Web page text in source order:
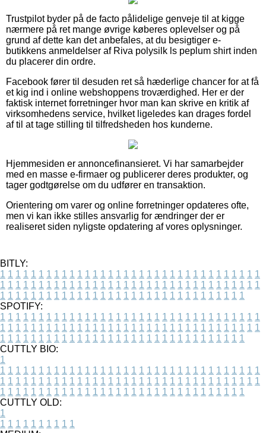
Trustpilot byder på de facto pålidelige genveje til at kigge
nærmere på ret mange øvrige køberes oplevelser og på
grund af dette kan det anbefales, at du besigtiger e-
butikkens anmeldelser af Riva polysilk ls peplum shirt inden
du placerer din ordre.
Facebook fører til desuden ret så hæderlige chancer for at få
et kig ind i online webshoppens troværdighed. Her er der
faktisk internet forretninger hvor man kan skrive en kritik af
virksomhedens service, hvilket ligeledes kan drages fordel
af til at tage stilling til tilfredsheden hos kunderne.
Hjemmesiden er annoncefinansieret. Vi har samarbejder
med en masse e-firmaer og publicerer deres produkter, og
tager godtgørelse om du udfører en transaktion.
Orientering om varer og online forretninger opdateres ofte,
men vi kan ikke stilles ansvarlig for ændringer der er
realiseret siden nyligste opdatering af vores oplysninger.
BITLY:
1 1 1 1 1 1 1 1 1 1 1 1 1 1 1 1 1 1 1 1 1 1 1 1 1 1 1 1 1 1 1 1 1 1
1 1 1 1 1 1 1 1 1 1 1 1 1 1 1 1 1 1 1 1 1 1 1 1 1 1 1 1 1 1 1 1 1 1
1 1 1 1 1 1 1 1 1 1 1 1 1 1 1 1 1 1 1 1 1 1 1 1 1 1 1 1 1 1 1 1
SPOTIFY:
1 1 1 1 1 1 1 1 1 1 1 1 1 1 1 1 1 1 1 1 1 1 1 1 1 1 1 1 1 1 1 1 1 1
1 1 1 1 1 1 1 1 1 1 1 1 1 1 1 1 1 1 1 1 1 1 1 1 1 1 1 1 1 1 1 1 1 1
1 1 1 1 1 1 1 1 1 1 1 1 1 1 1 1 1 1 1 1 1 1 1 1 1 1 1 1 1 1 1 1
CUTTLY BIO:
1
1 1 1 1 1 1 1 1 1 1 1 1 1 1 1 1 1 1 1 1 1 1 1 1 1 1 1 1 1 1 1 1 1 1
1 1 1 1 1 1 1 1 1 1 1 1 1 1 1 1 1 1 1 1 1 1 1 1 1 1 1 1 1 1 1 1 1 1
1 1 1 1 1 1 1 1 1 1 1 1 1 1 1 1 1 1 1 1 1 1 1 1 1 1 1 1 1 1 1 1
CUTTLY OLD:
1
1 1 1 1 1 1 1 1 1 1